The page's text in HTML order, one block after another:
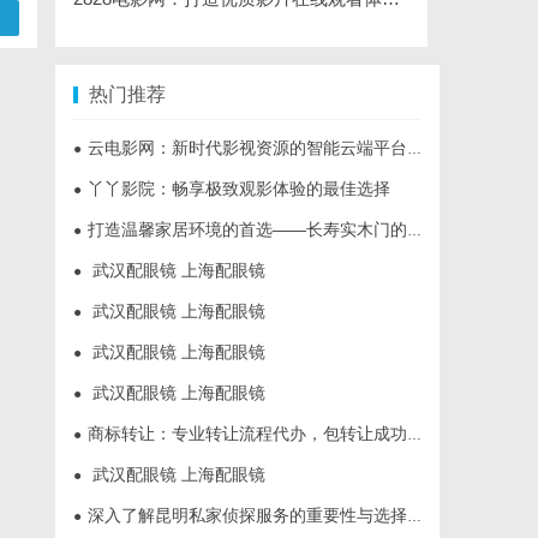
热门推荐
● 云电影网：新时代影视资源的智能云端平台解析
● 丫丫影院：畅享极致观影体验的最佳选择
● 打造温馨家居环境的首选——长寿实木门的多重优势解析
● 武汉配眼镜 上海配眼镜
● 武汉配眼镜 上海配眼镜
● 武汉配眼镜 上海配眼镜
● 武汉配眼镜 上海配眼镜
● 商标转让：专业转让流程代办，包转让成功再付款
● 武汉配眼镜 上海配眼镜
● 深入了解昆明私家侦探服务的重要性与选择指南